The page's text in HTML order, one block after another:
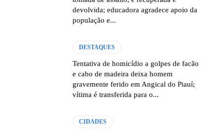
devolvida; educadora agradece apoio da
população e...
DESTAQUES
Tentativa de homicídio a golpes de facão
e cabo de madeira deixa homem
gravemente ferido em Angical do Piauí;
vítima é transferida para o...
CIDADES